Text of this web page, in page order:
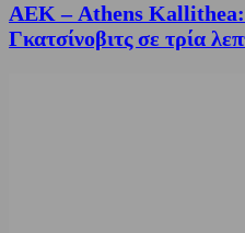
ΑΕΚ – Athens Kallithea:
Γκατσίνοβιτς σε τρία